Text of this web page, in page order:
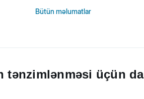
Bütün məlumatlar
üçün